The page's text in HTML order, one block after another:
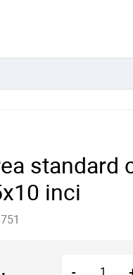
standard
inci